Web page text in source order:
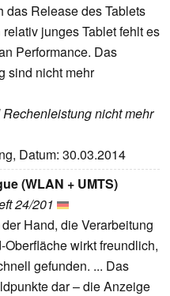
das Release des Tablets
junges Tablet fehlt es
Performance. Das
sind nicht mehr
nicht mehr
Datum: 30.03.2014
(WLAN + UMTS)
24/201
Hand, die Verarbeitung
wirkt freundlich,
gefunden. ... Das
dar – die Anzeige